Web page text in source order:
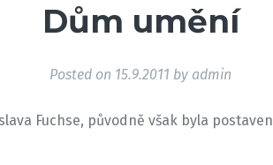
Dům umění
Posted on 15.9.2011 by admin
Fuchse, původně však byla